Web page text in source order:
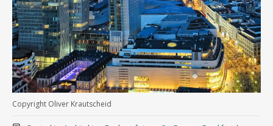
Copyright Oliver Krautscheid